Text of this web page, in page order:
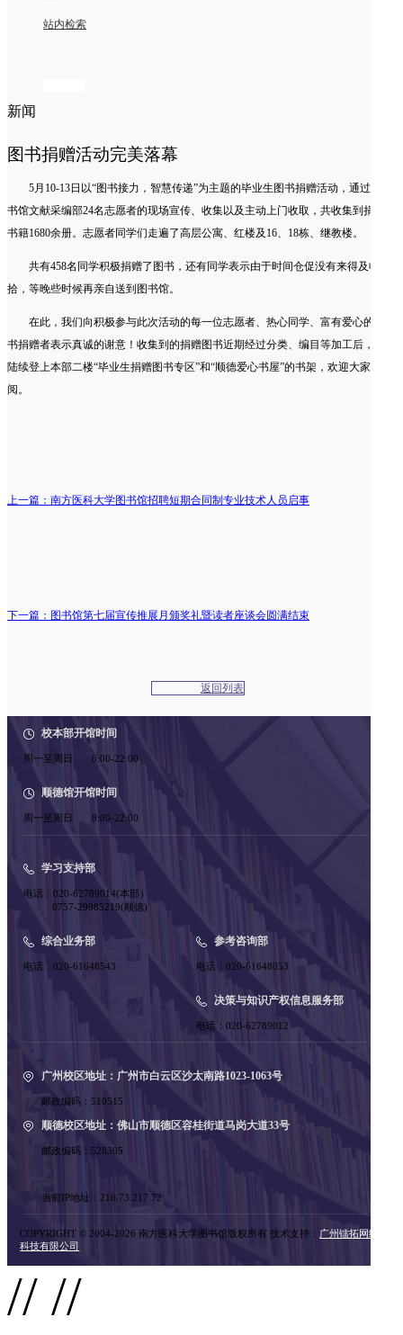
站内检索
新闻
图书捐赠活动完美落幕
5月10-13日以“图书接力，智慧传递”为主题的毕业生图书捐赠活动，通过图
书馆文献采编部24名志愿者的现场宣传、收集以及主动上门收取，共收集到捐赠
书籍1680余册。志愿者同学们走遍了高层公寓、红楼及16、18栋、继教楼。
共有458名同学积极捐赠了图书，还有同学表示由于时间仓促没有来得及收
拾，等晚些时候再亲自送到图书馆。
在此，我们向积极参与此次活动的每一位志愿者、热心同学、富有爱心的图
书捐赠者表示真诚的谢意！收集到的捐赠图书近期经过分类、编目等加工后，将
陆续登上本部二楼“毕业生捐赠图书专区”和“顺德爱心书屋”的书架，欢迎大家借
阅。
上一篇：南方医科大学图书馆招聘短期合同制专业技术人员启事
下一篇：图书馆第七届宣传推展月颁奖礼暨读者座谈会圆满结束
返回列表
校本部开馆时间
周一至周日 8:00-22:00
顺德馆开馆时间
周一至周日 8:00-22:00
学习支持部
电话：020-62789014(本部）
0757-29985219(顺德)
综合业务部
电话：020-61648543
参考咨询部
电话：020-61648053
决策与知识产权信息服务部
电话：020-62789012
广州校区地址：广州市白云区沙太南路1023-1063号
邮政编码：510515
顺德校区地址：佛山市顺德区容桂街道马岗大道33号
邮政编码：528305
当前IP地址：216.73.217.72
COPYRIGHT © 2004-2026 南方医科大学图书馆版权所有技术支持： 广州镭拓网络
科技有限公司
// //